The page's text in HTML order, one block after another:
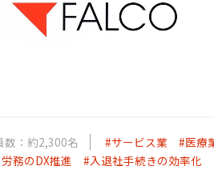
数：約2,300名 #サービス業
#医療
務のDX推進
#入退社手続きの効率化